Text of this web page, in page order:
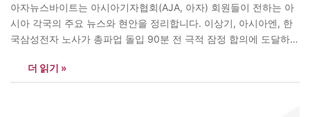
아자뉴스바이트는 아시아기자협회(AJA, 아자) 회원들이 전하는 아
시아 각국의 주요 뉴스와 현안을 정리합니다. 이상기, 아시아엔, 한
국삼성전자 노사가 총파업 돌입 90분 전 극적 잠정 합의에 도달하며
는 5월 21일부터 예정됐던 총파업을 유보하고, 오는 22~27일 조합
원 찬반투표를 실시하기로 했다. 노조 측은 내부 갈등으로 국민에게
더 읽기 »